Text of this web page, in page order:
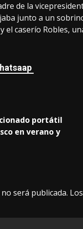
de la
junto a un
el caserío Robles,
portátil
en verano y
será publicada.